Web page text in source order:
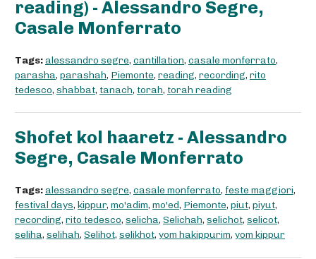
reading) - Alessandro Segre,
Casale Monferrato
Tags:alessandro segre, cantillation, casale monferrato,
parasha, parashah, Piemonte, reading, recording, rito
tedesco, shabbat, tanach, torah, torah reading
Shofet kol haaretz - Alessandro
Segre, Casale Monferrato
Tags:alessandro segre, casale monferrato, feste maggiori,
festival days, kippur, mo'adim, mo'ed, Piemonte, piut, piyut,
recording, rito tedesco, selicha, Selichah, selichot, selicot,
seliha, selihah, Selihot, selikhot, yom hakippurim, yom kippur